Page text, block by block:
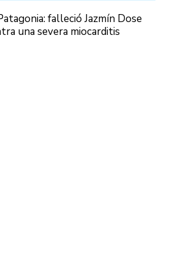
falleció Jazmín Dose
una severa miocarditis